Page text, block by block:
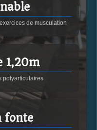
de musculation
1,20m
polyarticulaires
fonte